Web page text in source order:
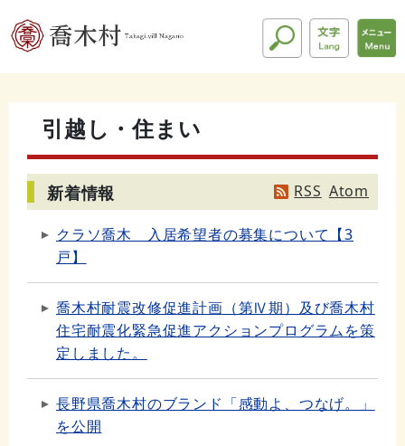
引越し・住まい
新着情報 RSS Atom
クラソ喬木 入居希望者の募集について【3
戸】
喬木村耐震改修促進計画（第Ⅳ期）及び喬木村
住宅耐震化緊急促進アクションプログラムを策
定しました。
長野県喬木村のブランド「感動よ、つなげ。」
を公開